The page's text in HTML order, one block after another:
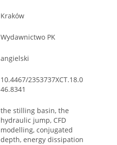
Kraków
Wydawnictwo PK
angielski
10.4467/2353737XCT.18.0
46.8341
the stilling basin, the
hydraulic jump, CFD
modelling, conjugated
depth, energy dissipation